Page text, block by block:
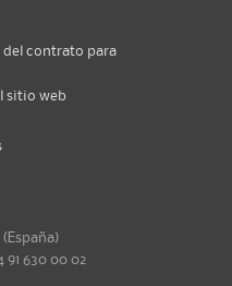
del contrato para
sitio web
91 630 00 02